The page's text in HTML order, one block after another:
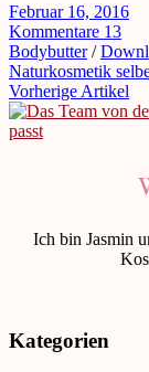
Februar 16, 2016
Kommentare 13
Bodybutter/
Naturkosmetik
Vorherige Artikel
Ich bin Jasmin
Kategorien